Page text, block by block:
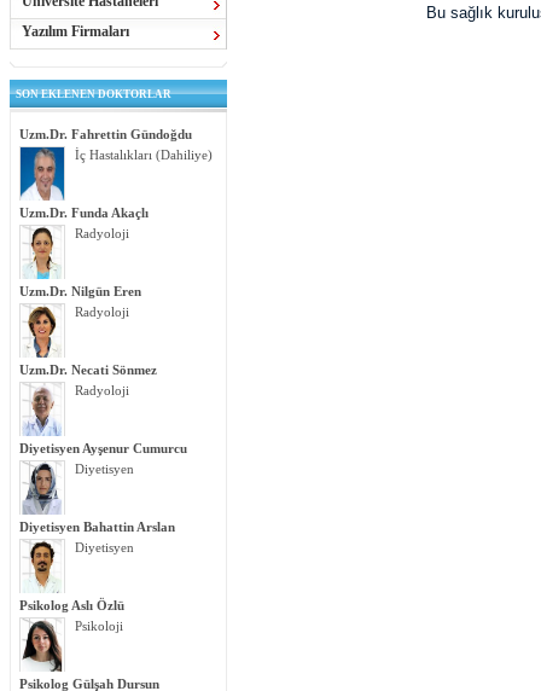
Yazılım Firmaları
SON EKLENEN DOKTORLAR
Uzm.Dr. Fahrettin Gündoğdu
İç Hastalıkları (Dahiliye)
Uzm.Dr. Funda Akaçlı
Radyoloji
Uzm.Dr. Nilgün Eren
Radyoloji
Uzm.Dr. Necati Sönmez
Radyoloji
Diyetisyen Ayşenur Cumurcu
Diyetisyen
Diyetisyen Bahattin Arslan
Diyetisyen
Psikolog Aslı Özlü
Psikoloji
Psikolog Gülşah Dursun
Bu sağlık